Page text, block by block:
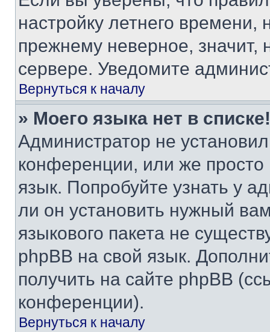
настройку летнего
прежнему неверное, значит,
сервере. Уведомите
Вернуться к началу
» Моего языка нет в списке!
Администратор не
конференции, или же
язык. Попробуйте узнать у
ли он установить нужный
языкового пакета не
phpBB на свой язык.
получить на сайте phpBB
конференции).
Вернуться к началу